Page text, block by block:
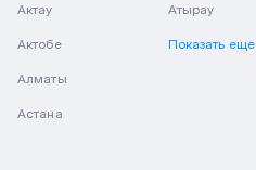
Актау
Актобе
Алматы
Астана
Атырау
Показать еще